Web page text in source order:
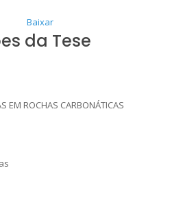
Baixar
da Tese
EM ROCHAS CARBONÁTICAS